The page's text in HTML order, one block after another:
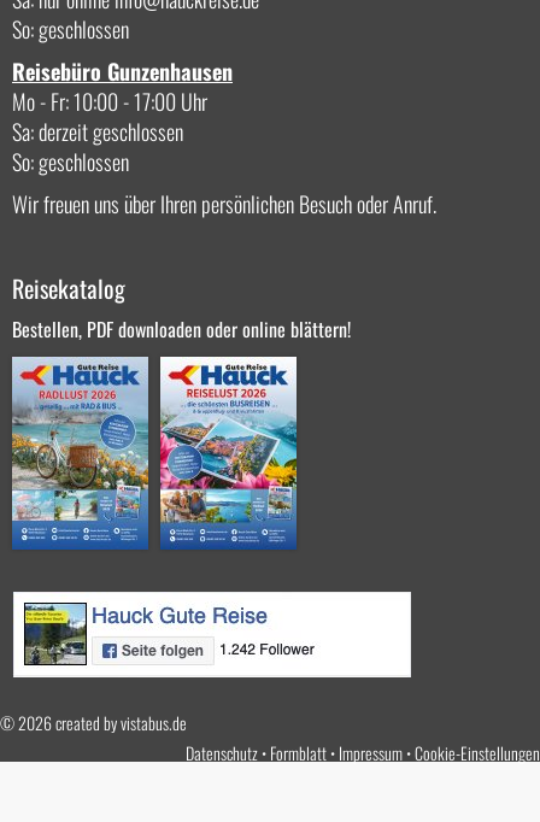
So: geschlossen
Reisebüro Gunzenhausen
Mo - Fr: 10:00 - 17:00 Uhr
Sa: derzeit geschlossen
So: geschlossen
Wir freuen uns über Ihren persönlichen Besuch oder Anruf.
Reisekatalog
Bestellen, PDF downloaden oder online blättern!
© 2026 created byvistabus.de
Datenschutz Formblatt Impressum Cookie-Einstellungen